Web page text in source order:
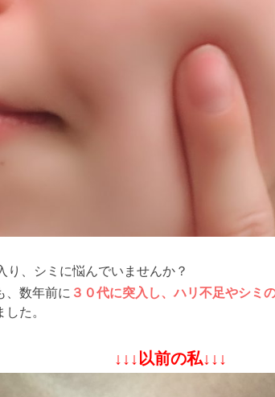
り、シミに悩んでいませんか？
、数年前に ３０代に突入し、ハリ不足やシミ
た。
↓↓↓以前の私↓↓↓